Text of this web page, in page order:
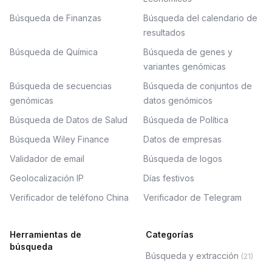
Búsqueda de Finanzas
Búsqueda del calendario de
resultados
Búsqueda de Química
Búsqueda de genes y
variantes genómicas
Búsqueda de secuencias
genómicas
Búsqueda de conjuntos de
datos genómicos
Búsqueda de Datos de Salud
Búsqueda de Política
Búsqueda Wiley Finance
Datos de empresas
Validador de email
Búsqueda de logos
Geolocalización IP
Días festivos
Verificador de teléfono China
Verificador de Telegram
Herramientas de
búsqueda
Categorías
Búsqueda y extracción (21)